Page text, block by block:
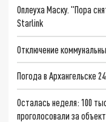
Оплеуха Маску. "Пора
Starlink
Отключение
Погода в Архангельске
Осталась неделя: 100
проголосовали за